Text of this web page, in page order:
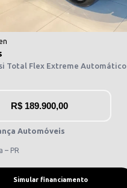
Total Flex Extreme Automático
R$ 189.900,00
Automóveis
– PR
Simular financiamento